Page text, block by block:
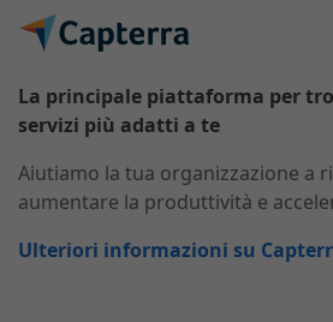
La principale piattaforma per
servizi più adatti a te
Aiutiamo la tua organizzazione a
aumentare la produttività e
Ulteriori informazioni su